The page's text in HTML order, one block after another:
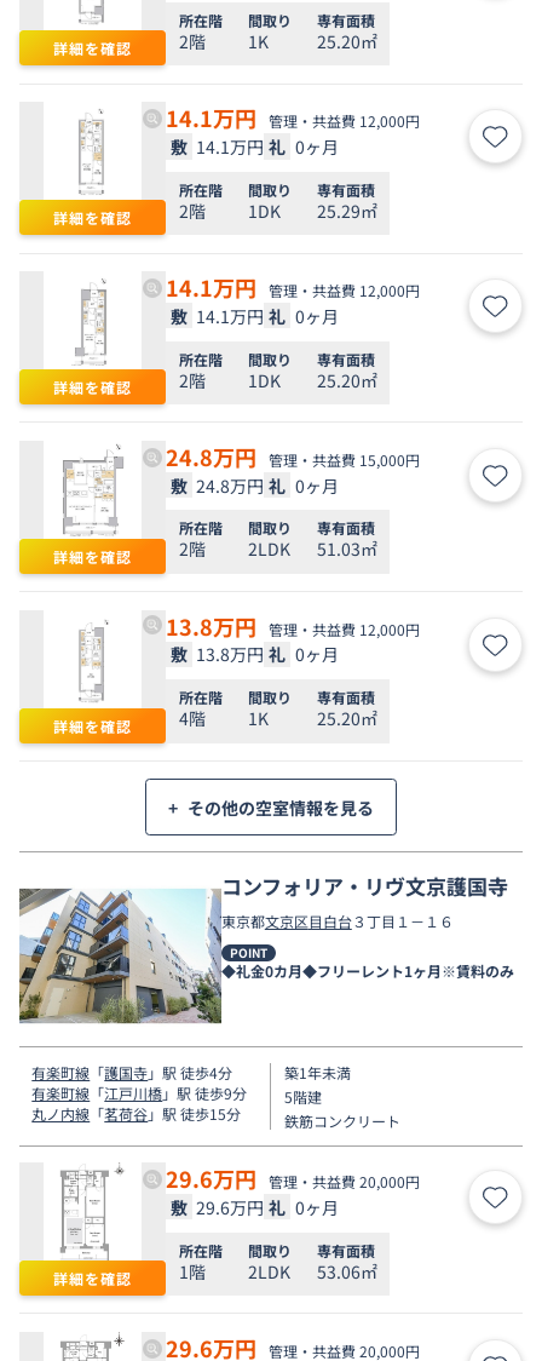
詳細を確認
所在階
2階
間取り
1K
専有面積
25.20㎡
詳細を確認
14.1万円 管理・共益費 12,000円
敷 14.1万円 礼 0ヶ月 お気
所在階
2階
間取り
1DK
専有面積
25.29㎡
詳細を確認
14.1万円 管理・共益費 12,000円
敷 14.1万円 礼 0ヶ月 お気
所在階
2階
間取り
1DK
専有面積
25.20㎡
詳細を確認
24.8万円 管理・共益費 15,000円
敷 24.8万円 礼 0ヶ月 お気
所在階
2階
間取り
2LDK
専有面積
51.03㎡
詳細を確認
13.8万円 管理・共益費 12,000円
敷 13.8万円 礼 0ヶ月 お気
所在階
4階
間取り
1K
専有面積
25.20㎡
+ その他の空室情報を見る
コンフォリア・リヴ文京護国寺
東京都文京区目白台３丁目１－１６
POINT
◆礼金0カ月◆フリーレント1ヶ月※賃料のみ
有楽町線 「護国寺」駅 徒歩4分
有楽町線 「江戸川橋」駅 徒歩9分
丸ノ内線 「茗荷谷」駅 徒歩15分
築1年未満
5階建
鉄筋コンクリート
詳細を確認
29.6万円 管理・共益費 20,000円
敷 29.6万円 礼 0ヶ月 お気
所在階
1階
間取り
2LDK
専有面積
53.06㎡
29.6万円 管理・共益費 20,000円